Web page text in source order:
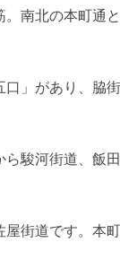
南北の本町通
」があり、脇
駿河街道、飯
街道です。本